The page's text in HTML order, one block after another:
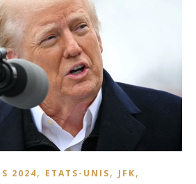
2024, ETATS-UNIS, JFK,